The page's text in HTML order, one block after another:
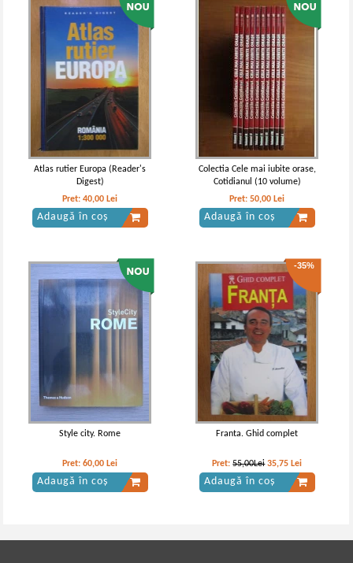
Atlas rutier Europa (Reader's
Digest)
Pret:40,00 Lei
Adaugă în coș
Colectia Cele mai iubite orase,
Cotidianul (10 volume)
Pret:50,00 Lei
Adaugă în coș
Style city. Rome
Pret:60,00 Lei
Adaugă în coș
-35%
Franta. Ghid complet
Pret:55,00Lei 35,75 Lei
Adaugă în coș